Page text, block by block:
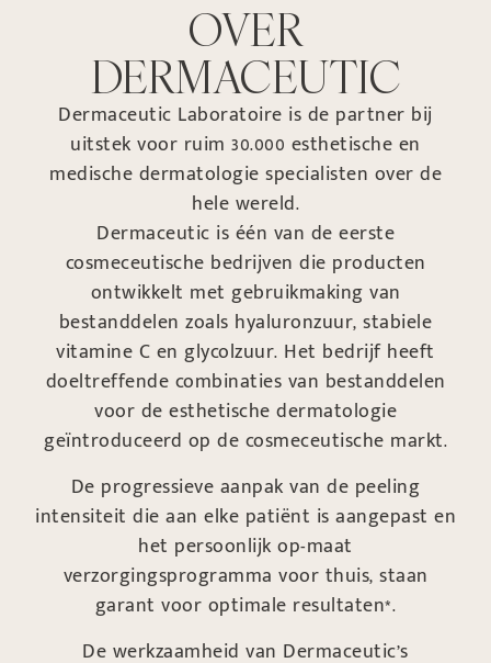
OVER
DERMACEUTIC
Dermaceutic Laboratoire is de partner bij
uitstek voor ruim 30.000 esthetische en
medische dermatologie specialisten over de
hele wereld.
Dermaceutic is één van de eerste
cosmeceutische bedrijven die producten
ontwikkelt met gebruikmaking van
bestanddelen zoals hyaluronzuur, stabiele
vitamine C en glycolzuur. Het bedrijf heeft
doeltreffende combinaties van bestanddelen
voor de esthetische dermatologie
geïntroduceerd op de cosmeceutische markt.
De progressieve aanpak van de peeling
intensiteit die aan elke patiënt is aangepast en
het persoonlijk op-maat
verzorgingsprogramma voor thuis, staan
garant voor optimale resultaten*.
De werkzaamheid van Dermaceutic’s